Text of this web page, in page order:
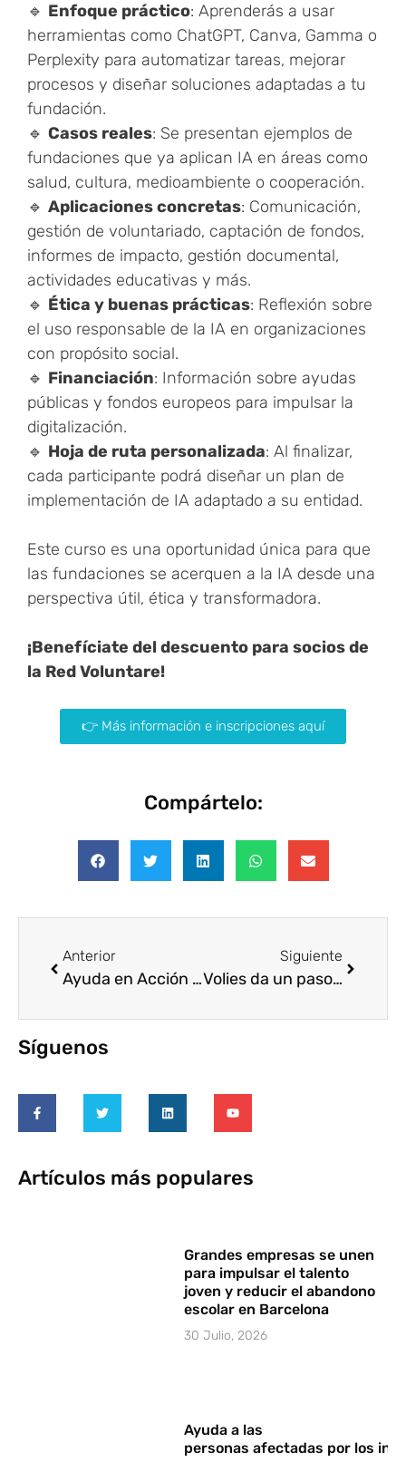
🔹 Enfoque práctico: Aprenderás a usar
herramientas como ChatGPT, Canva, Gamma o
Perplexity para automatizar tareas, mejorar
procesos y diseñar soluciones adaptadas a tu
fundación.
🔹 Casos reales: Se presentan ejemplos de
fundaciones que ya aplican IA en áreas como
salud, cultura, medioambiente o cooperación.
🔹 Aplicaciones concretas: Comunicación,
gestión de voluntariado, captación de fondos,
informes de impacto, gestión documental,
actividades educativas y más.
🔹 Ética y buenas prácticas: Reflexión sobre
el uso responsable de la IA en organizaciones
con propósito social.
🔹 Financiación: Información sobre ayudas
públicas y fondos europeos para impulsar la
digitalización.
🔹 Hoja de ruta personalizada: Al finalizar,
cada participante podrá diseñar un plan de
implementación de IA adaptado a su entidad.
Este curso es una oportunidad única para que
las fundaciones se acerquen a la IA desde una
perspectiva útil, ética y transformadora.
¡Benefíciate del descuento para socios de
la Red Voluntare!
👉 Más información e inscripciones aquí
Compártelo:
Anterior
Ayuda en Acción te invita a hacer voluntariado ambiental en Madrid
Siguiente
Volies da un paso más en su camino hacia el impacto global
Síguenos
Artículos más populares
Grandes empresas se unen
para impulsar el talento
joven y reducir el abandono
escolar en Barcelona
30 Julio, 2026
Ayuda a las
personas afectadas por los